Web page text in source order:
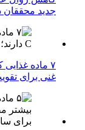
جدید محققان
غنی برای